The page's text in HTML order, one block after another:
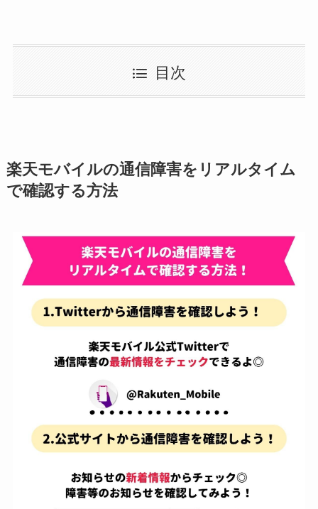
目次
楽天モバイルの通信障害をリアルタイム
で確認する方法